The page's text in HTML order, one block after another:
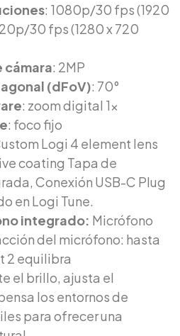
: 1080p/30 fps (1920
30 fps (1280 x 720
cámara: 2MP
(dFoV): 70°
: zoom digital 1x
: foco fijo
Logi 4 element lens
coating Tapa de
Conexión USB-C Plug
en Logi Tune.
integrado: Micrófono
del micrófono: hasta
2 equilibra
el brillo, ajusta el
los entornos de
para ofrecer una